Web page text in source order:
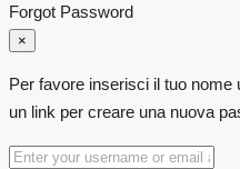
Forgot Password
×
Per favore inserisci il tuo
un link per creare una nuova